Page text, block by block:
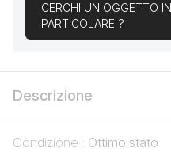
CERCHI UN OGGETTO IN
PARTICOLARE ?
Descrizione
Condizione : Ottimo stato